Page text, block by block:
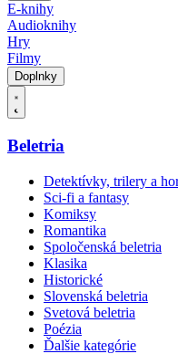
E-knihy
Audioknihy
Hry
Filmy
Doplnky
Beletria
Detektívky, trilery a
Sci-fi a fantasy
Komiksy
Romantika
Spoločenská beletria
Klasika
Historické
Slovenská beletria
Svetová beletria
Poézia
Ďalšie kategórie